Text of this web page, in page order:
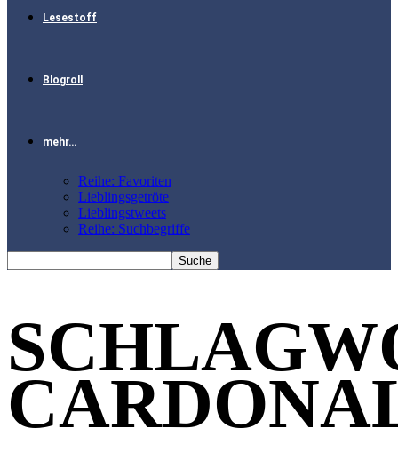
Lesestoff
Blogroll
mehr…
Reihe: Favoriten
Lieblingsgetröte
Lieblingstweets
Reihe: Suchbegriffe